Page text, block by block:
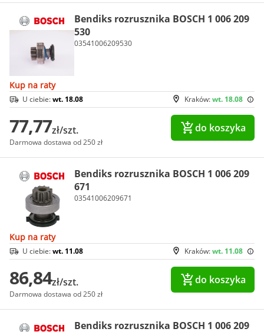
Bendiks rozrusznika BOSCH 1 006 209
530
03541006209530
Kup na raty
Kraków:wt. 18.08
U ciebie:wt. 18.08
77,77zł/szt.
Darmowa dostawa od 250 zł
do koszyka
Bendiks rozrusznika BOSCH 1 006 209
671
03541006209671
Kup na raty
Kraków:wt. 11.08
U ciebie:wt. 11.08
86,84zł/szt.
Darmowa dostawa od 250 zł
do koszyka
Bendiks rozrusznika BOSCH 1 006 209